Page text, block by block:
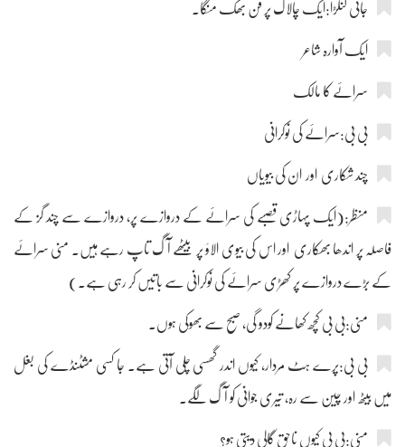
جانی لنگڑا:ایک چالاک پر فن بھک منگا۔
ایک آوارہ شاعر
سرائے کا مالک
بی بی:سرائے کی نوکرانی
چند شکاری اور ان کی بیویاں
منظر:(ایک پہاڑی قصبے کی سرائے کے دروازے پر، دروازے سے چند گز کے
فاصلہ پر اندھا بھکاری اور اس کی بیوی الاؤ پر بیٹھے آگ تاپ رہے ہیں۔ منی سرائے
کے بڑے دروازے پر کھڑی سرائے کی نوکرانی سے باتیں کر رہی ہے۔)
منی:بی بی کچھ کھانے کودو گی، صبح سے بھوکی ہوں۔
بی بی:پرے ہٹ مردار، کیوں اندر گھسی چلی آتی ہے۔ جا کسی مشٹنڈے کی بغل
میں بیٹھ اور چین سے رہ، تیری جوانی کو آگ لگے۔
منی:بی بی کیوں ناحق گالی دیتی ہو؟